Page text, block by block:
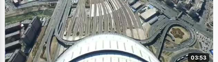
03:53